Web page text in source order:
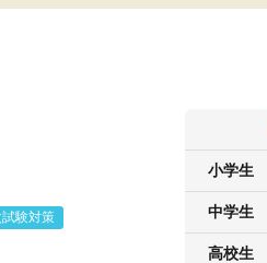
験対策
小学生
中学生
高校生